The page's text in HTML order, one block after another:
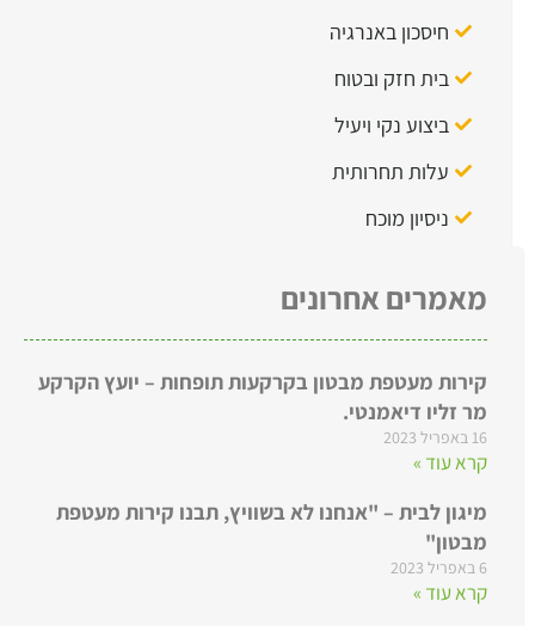
חיסכון באנרגיה
בית חזק ובטוח
ביצוע נקי ויעיל
עלות תחרותית
ניסיון מוכח
מאמרים אחרונים
קירות מעטפת מבטון בקרקעות תופחות – יועץ הקרקע
מר זליו דיאמנטי.
קרא עוד »
מיגון לבית – "אנחנו לא בשוויץ, תבנו קירות מעטפת
מבטון"
קרא עוד »